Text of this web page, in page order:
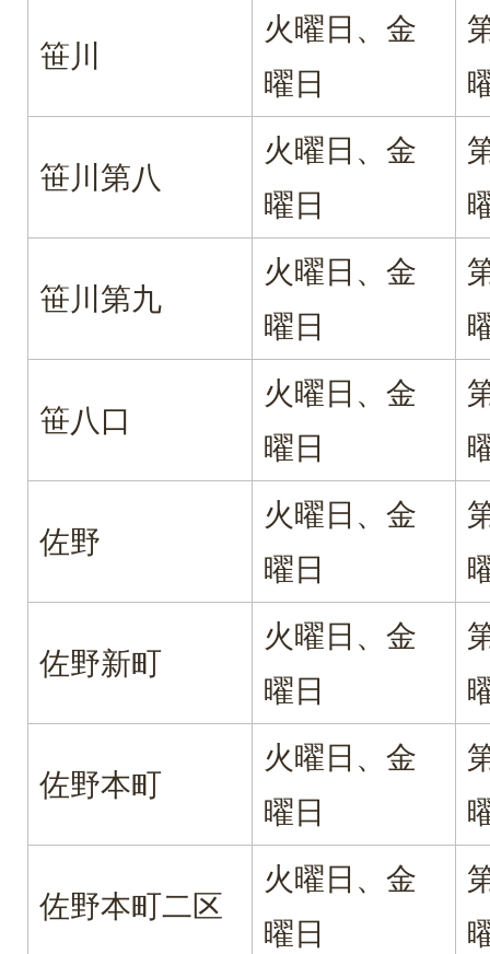
笹川
火曜日、金
曜日
笹川第八
火曜日、金
曜日
笹川第九
火曜日、金
曜日
笹八口
火曜日、金
曜日
佐野
火曜日、金
曜日
佐野新町
火曜日、金
曜日
佐野本町
火曜日、金
曜日
佐野本町二区
火曜日、金
曜日